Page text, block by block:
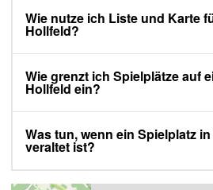
Wie nutze ich Liste und Karte
Hollfeld?
Wie grenzt ich Spielplätze auf
Hollfeld ein?
Was tun, wenn ein Spielplatz
veraltet ist?